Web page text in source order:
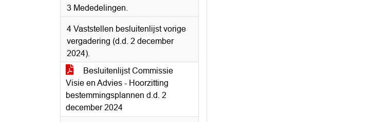
3 Mededelingen.
4 Vaststellen besluitenlijst vorige
vergadering (d.d. 2 december
2024).
Besluitenlijst Commissie
Visie en Advies - Hoorzitting
bestemmingsplannen d.d. 2
december 2024